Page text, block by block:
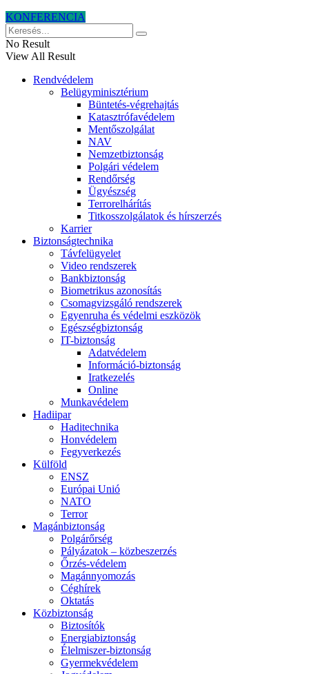
KONFERENCIA
No Result
View All Result
Rendvédelem
Belügyminisztérium
Büntetés-végrehajtás
Katasztrófavédelem
Mentőszolgálat
NAV
Nemzetbiztonság
Polgári védelem
Rendőrség
Ügyészség
Terrorelhárítás
Titkosszolgálatok és hírszerzés
Karrier
Biztonságtechnika
Távfelügyelet
Video rendszerek
Bankbiztonság
Biometrikus azonosítás
Csomagvizsgáló rendszerek
Egyenruha és védelmi eszközök
Egészségbiztonság
IT-biztonság
Adatvédelem
Információ-biztonság
Iratkezelés
Online
Munkavédelem
Hadiipar
Haditechnika
Honvédelem
Fegyverkezés
Külföld
ENSZ
Európai Unió
NATO
Terror
Magánbiztonság
Polgárőrség
Pályázatok – közbeszerzés
Őrzés-védelem
Magánnyomozás
Céghírek
Oktatás
Közbiztonság
Biztosítók
Energiabiztonság
Élelmiszer-biztonság
Gyermekvédelem